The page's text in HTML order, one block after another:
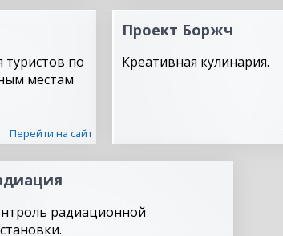
по
местам
Перейти на сайт
Проект Боржч
Креативная кулинария.
радиационной